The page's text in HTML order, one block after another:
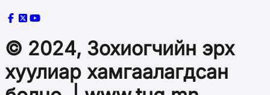
© 2024, Зохиогчийн эрх
хуулиар хамгаалагдсан